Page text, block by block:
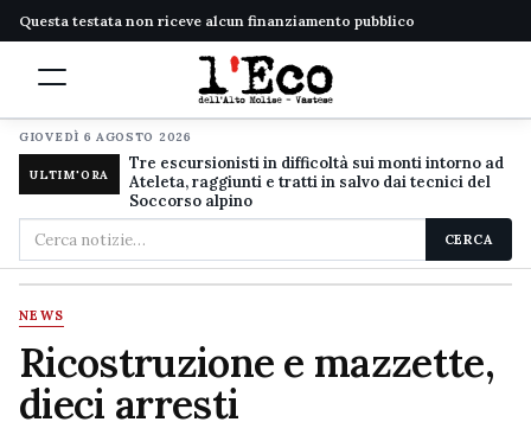
Questa testata non riceve alcun finanziamento pubblico
GIOVEDÌ 6 AGOSTO 2026
ULTIM'ORA
Tre escursionisti in difficoltà sui monti intorno ad
Ateleta, raggiunti e tratti in salvo dai tecnici del
Soccorso alpino
Cerca
nel
sito
CERCA
NEWS
Ricostruzione e mazzette,
dieci arresti